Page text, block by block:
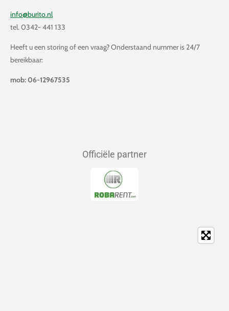
info@burito.nl
tel. 0342- 441 133
Heeft u een storing of een vraag? Onderstaand nummer is 24/7
bereikbaar:
mob: 06-12967535
Officiële partner